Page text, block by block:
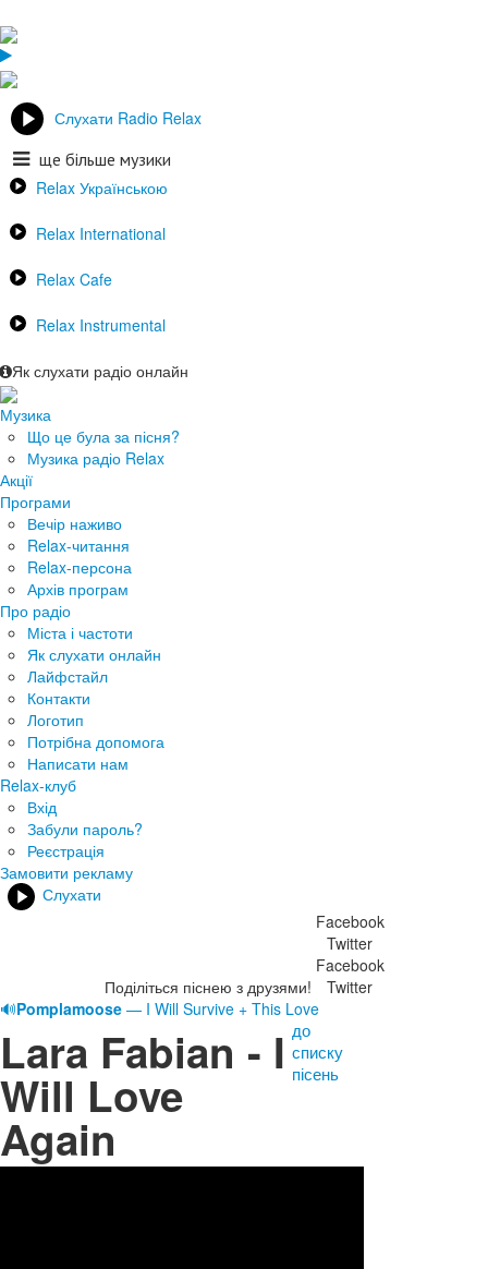
Слухати Radio Relax
ще більше музики
Relax Українською
Relax International
Relax Cafe
Relax Instrumental
Як слухати радіо онлайн
Музика
Що це була за пісня?
Музика радіо Relax
Акції
Програми
Вечір наживо
Relax-читання
Relax-персона
Архів програм
Про радіо
Міста і частоти
Як слухати онлайн
Лайфстайл
Контакти
Логотип
Потрібна допомога
Написати нам
Relax-клуб
Вхід
Забули пароль?
Реєстрація
Замовити рекламу
Слухати
Поділіться піснею з друзями!
Facebook
Twitter
Facebook
Twitter
🔊Pomplamoose — I Will Survive + This Love
Lara Fabian - I
Will Love
Again
до
списку
пісень